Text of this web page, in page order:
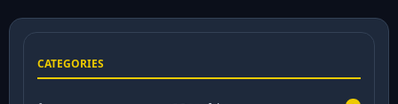
CATEGORIES